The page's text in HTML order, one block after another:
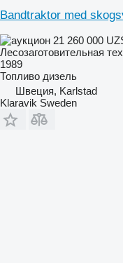
Bandtraktor med
21 260 000
Лесозаготовительная
1989
Топливо дизель
Швеция, Karlstad
Klaravik Sweden